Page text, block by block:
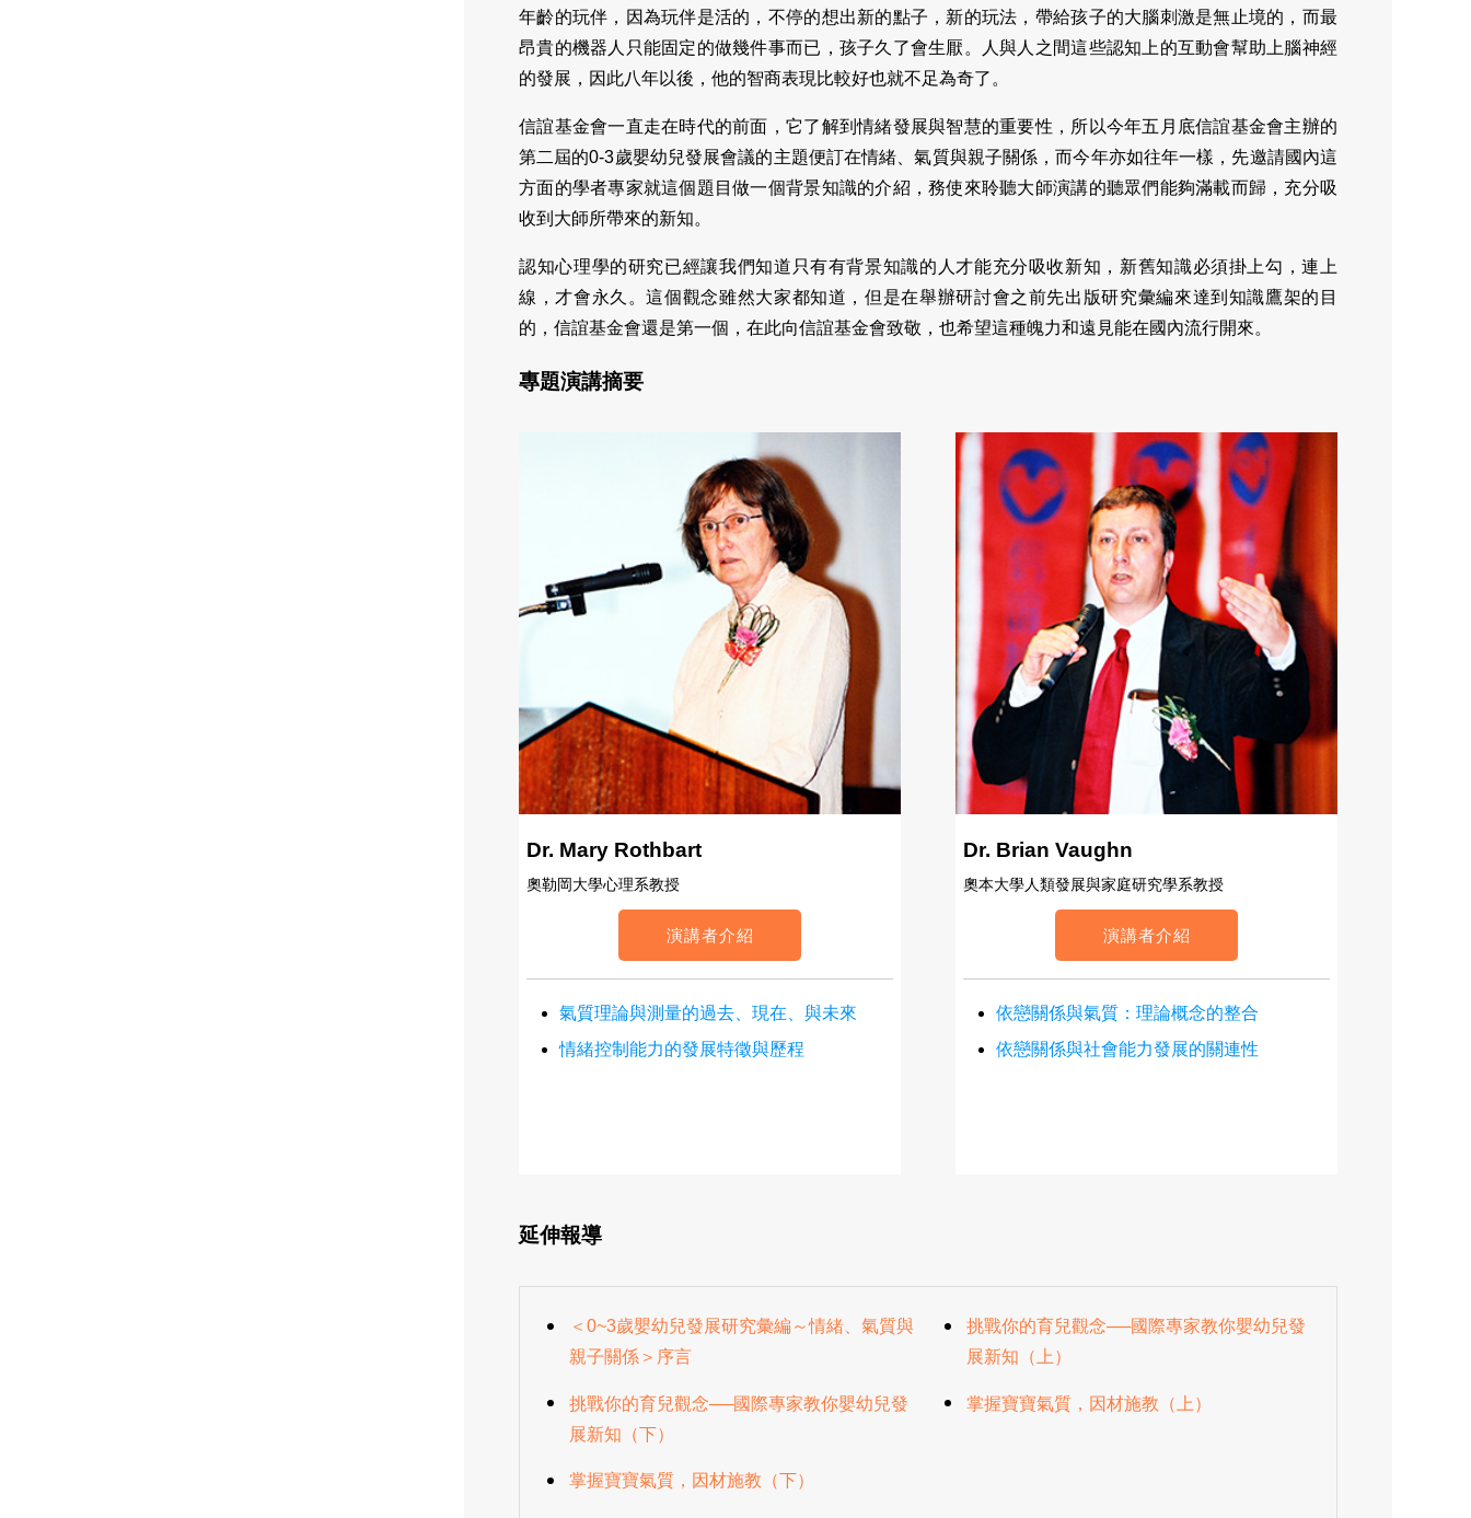
年齡的玩伴，因為玩伴是活的，不停的想出新的點子，新的玩法，帶給孩子的大腦刺激是無止境的，而最
昂貴的機器人只能固定的做幾件事而已，孩子久了會生厭。人與人之間這些認知上的互動會幫助上腦神經
的發展，因此八年以後，他的智商表現比較好也就不足為奇了。
信誼基金會一直走在時代的前面，它了解到情緒發展與智慧的重要性，所以今年五月底信誼基金會主辦的
第二屆的0-3歲嬰幼兒發展會議的主題便訂在情緒、氣質與親子關係，而今年亦如往年一樣，先邀請國內這
方面的學者專家就這個題目做一個背景知識的介紹，務使來聆聽大師演講的聽眾們能夠滿載而歸，充分吸
收到大師所帶來的新知。
認知心理學的研究已經讓我們知道只有有背景知識的人才能充分吸收新知，新舊知識必須掛上勾，連上
線，才會永久。這個觀念雖然大家都知道，但是在舉辦研討會之前先出版研究彙編來達到知識鷹架的目
的，信誼基金會還是第一個，在此向信誼基金會致敬，也希望這種魄力和遠見能在國內流行開來。
專題演講摘要
Dr. Mary Rothbart
奧勒岡大學心理系教授
演講者介紹
氣質理論與測量的過去、現在、與未來
情緒控制能力的發展特徵與歷程
Dr. Brian Vaughn
奧本大學人類發展與家庭研究學系教授
演講者介紹
依戀關係與氣質：理論概念的整合
依戀關係與社會能力發展的關連性
延伸報導
＜0~3歲嬰幼兒發展研究彙編～情緒、氣質與
親子關係＞序言
挑戰你的育兒觀念──國際專家教你嬰幼兒發
展新知（上）
挑戰你的育兒觀念──國際專家教你嬰幼兒發
展新知（下）
掌握寶寶氣質，因材施教（上）
掌握寶寶氣質，因材施教（下）